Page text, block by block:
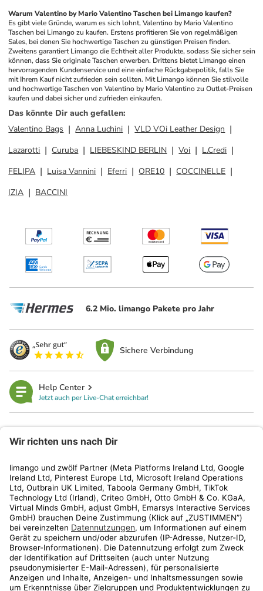
Warum Valentino by Mario Valentino Taschen bei Limango kaufen?
Es gibt viele Gründe, warum es sich lohnt, Valentino by Mario Valentino
Taschen bei Limango zu kaufen. Erstens profitieren Sie von regelmäßigen
Sales, bei denen Sie hochwertige Taschen zu günstigen Preisen finden.
Zweitens garantiert Limango die Echtheit aller Produkte, sodass Sie sicher sein
können, dass Sie originale Taschen erwerben. Drittens bietet Limango einen
hervorragenden Kundenservice und eine einfache Rückgabepolitik, falls Sie
mit Ihrem Kauf nicht zufrieden sein sollten. Mit Limango können Sie stilvolle
und hochwertige Taschen von Valentino by Mario Valentino zu Outlet-Preisen
kaufen und dabei sicher und zufrieden einkaufen.
Das könnte Dir auch gefallen:
Valentino Bags
Anna Luchini
VLD VOi Leather Design
Lazarotti
Curuba LIEBESKIND BERLIN Voi
L.Credi
FELIPA
Luisa Vannini Eferri ORE10
COCCINELLE
IZIA
BACCINI
6.2 Mio. limango Pakete pro Jahr
Sichere Verbindung
Help Center
Jetzt auch per Live-Chat erreichbar!
Kundenservice
Shop
Aktionen
Travel